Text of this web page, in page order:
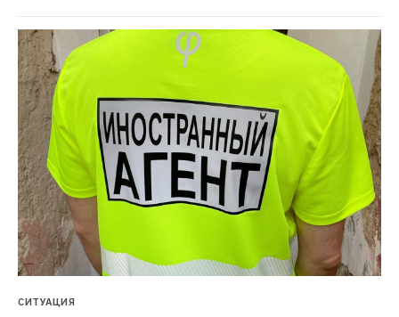
СИТУАЦИЯ